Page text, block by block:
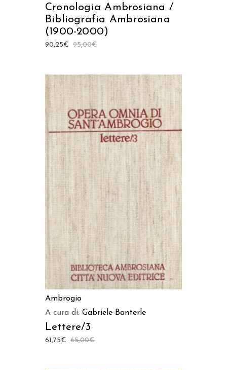
Cronologia Ambrosiana /
Bibliografia Ambrosiana
(1900-2000)
95,00€
90,25€
AGGIUNGI AL CARRELLO
Ambrogio
A cura di: Gabriele Banterle
Lettere/3
65,00€
61,75€